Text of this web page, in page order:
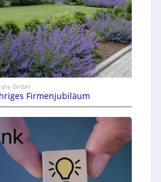
GmbH
Firmenjubiläum